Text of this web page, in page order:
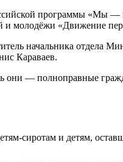
программы
и молодёжи «Движение
начальника отдела
Караваев.
они — полноправные
и детям,